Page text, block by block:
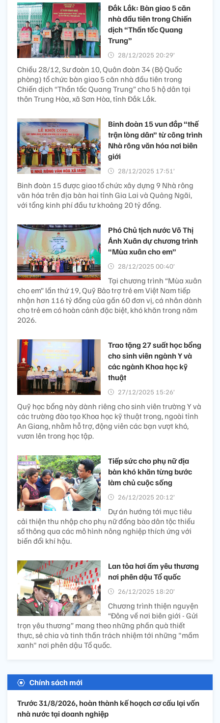
Đắk Lắk: Bàn giao 5 căn
nhà đầu tiên trong Chiến
dịch “Thần tốc Quang
Trung”
28/12/2025 20:29’
Chiều 28/12, Sư đoàn 10, Quân đoàn 34 (Bộ Quốc
phòng) tổ chức bàn giao 5 căn nhà đầu tiên trong
Chiến dịch “Thần tốc Quang Trung” cho 5 hộ dân tại
thôn Trung Hòa, xã Sơn Hòa, tỉnh Đắk Lắk.
Binh đoàn 15 vun đắp “thế
trận lòng dân” từ công trình
Nhà rông văn hóa nơi biên
giới
28/12/2025 17:51’
Binh đoàn 15 được giao tổ chức xây dựng 9 Nhà rông
văn hóa trên địa bàn hai tỉnh Gia Lai và Quảng Ngãi,
với tổng kinh phí đầu tư khoảng 20 tỷ đồng.
Phó Chủ tịch nước Võ Thị
Ánh Xuân dự chương trình
“Mùa xuân cho em”
28/12/2025 00:40’
Tại chương trình “Mùa xuân
cho em” lần thứ 19, Quỹ Bảo trợ trẻ em Việt Nam tiếp
nhận hơn 116 tỷ đồng của gần 60 đơn vị, cá nhân dành
cho trẻ em có hoàn cảnh đặc biệt, khó khăn trong năm
2026.
Trao tặng 27 suất học bổng
cho sinh viên ngành Y và
các ngành Khoa học kỹ
thuật
27/12/2025 15:26’
Quỹ học bổng này dành riêng cho sinh viên trường Y và
các trường đào tạo Khoa học kỹ thuật trong, ngoài tỉnh
An Giang, nhằm hỗ trợ, động viên các bạn vượt khó,
vươn lên trong học tập.
Tiếp sức cho phụ nữ địa
bàn khó khăn từng bước
làm chủ cuộc sống
26/12/2025 20:12’
Dự án hướng tới mục tiêu
cải thiện thu nhập cho phụ nữ đồng bào dân tộc thiểu
số thông qua các mô hình nông nghiệp thích ứng với
biến đổi khí hậu.
Lan tỏa hơi ấm yêu thương
nơi phên dậu Tổ quốc
26/12/2025 18:20’
Chương trình thiện nguyện
“Đông về nơi biên giới - Gửi
trọn yêu thương” mang theo những phần quà thiết
thực, sẻ chia và tinh thần trách nhiệm tới những "mầm
xanh" nơi phên dậu Tổ quốc.
Chính sách mới
Trước 31/8/2026, hoàn thành kế hoạch cơ cấu lại vốn
nhà nước tại doanh nghiệp